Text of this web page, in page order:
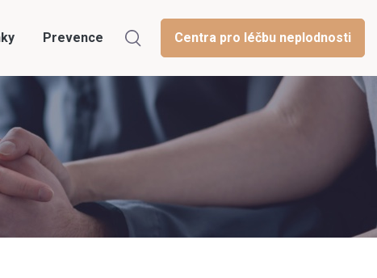
Prevence Centra pro léčbu neplodnosti